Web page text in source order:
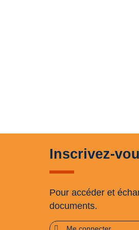
Inscrivez-
Pour accéder et
documents.